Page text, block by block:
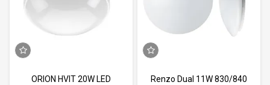
ORION HVIT 20W LED
Renzo Dual 11W 830/840